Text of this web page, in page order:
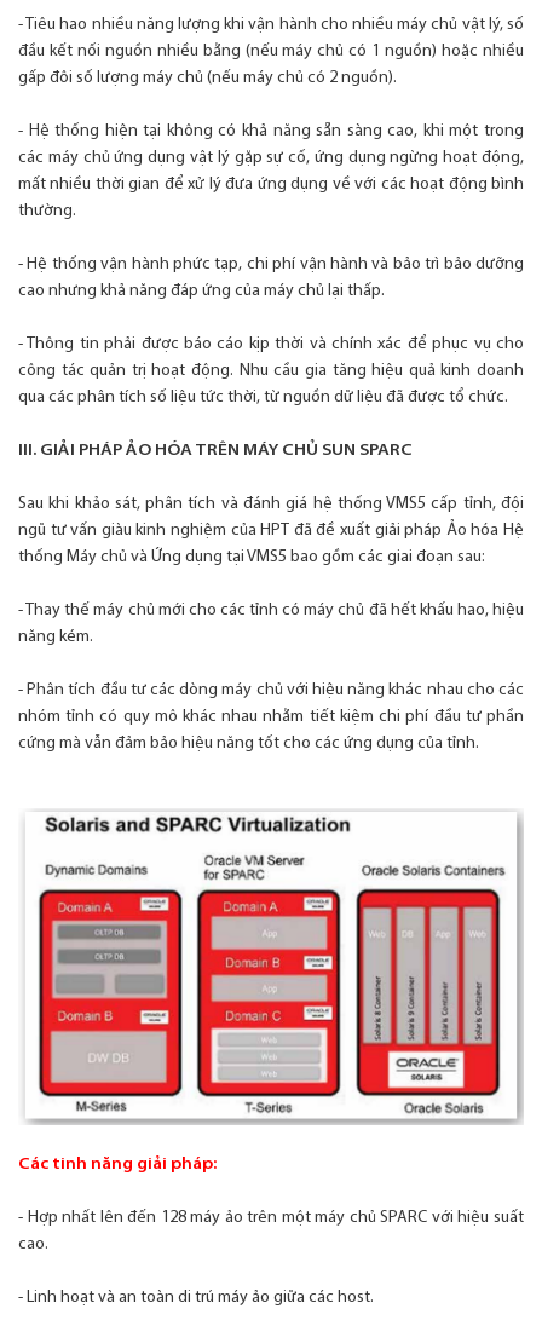
- Tiêu hao nhiều năng lượng khi vận hành cho nhiều máy chủ vật lý, số
đầu kết nối nguồn nhiều bằng (nếu máy chủ có 1 nguồn) hoặc nhiều
gấp đôi số lượng máy chủ (nếu máy chủ có 2 nguồn).
- Hệ thống hiện tại không có khả năng sẵn sàng cao, khi một trong
các máy chủ ứng dụng vật lý gặp sự cố, ứng dụng ngừng hoạt động,
mất nhiều thời gian để xử lý đưa ứng dụng về với các hoạt động bình
thường.
- Hệ thống vận hành phức tạp, chi phí vận hành và bảo trì bảo dưỡng
cao nhưng khả năng đáp ứng của máy chủ lại thấp.
- Thông tin phải được báo cáo kịp thời và chính xác để phục vụ cho
công tác quản trị hoạt động. Nhu cầu gia tăng hiệu quả kinh doanh
qua các phân tích số liệu tức thời, từ nguồn dữ liệu đã được tổ chức.
III. GIẢI PHÁP ẢO HÓA TRÊN MÁY CHỦ SUN SPARC
Sau khi khảo sát, phân tích và đánh giá hệ thống VMS5 cấp tỉnh, đội
ngũ tư vấn giàu kinh nghiệm của HPT đã đề xuất giải pháp Ảo hóa Hệ
thống Máy chủ và Ứng dụng tại VMS5 bao gồm các giai đoạn sau:
- Thay thế máy chủ mới cho các tỉnh có máy chủ đã hết khấu hao, hiệu
năng kém.
- Phân tích đầu tư các dòng máy chủ với hiệu năng khác nhau cho các
nhóm tỉnh có quy mô khác nhau nhằm tiết kiệm chi phí đầu tư phần
cứng mà vẫn đảm bảo hiệu năng tốt cho các ứng dụng của tỉnh.
Các tinh năng giải pháp:
- Hợp nhất lên đến 128 máy ảo trên một máy chủ SPARC với hiệu suất
cao.
- Linh hoạt và an toàn di trú máy ảo giữa các host.